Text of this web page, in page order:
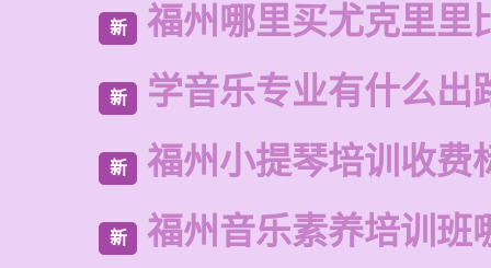
新 福州哪里买尤克里里
新 学音乐专业有什么出
新 福州小提琴培训收费
新 福州音乐素养培训班